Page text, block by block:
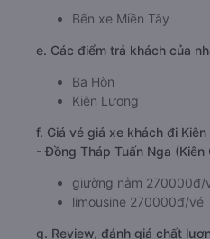
Bến xe Miền Tây
e. Các điểm trả khách của
Ba Hòn
Kiên Lương
f. Giá vé giá xe khách đi
- Đồng Tháp Tuấn Nga (Kiên
giường nằm 270000đ/
limousine 270000đ/vé
g. Review, đánh giá chất